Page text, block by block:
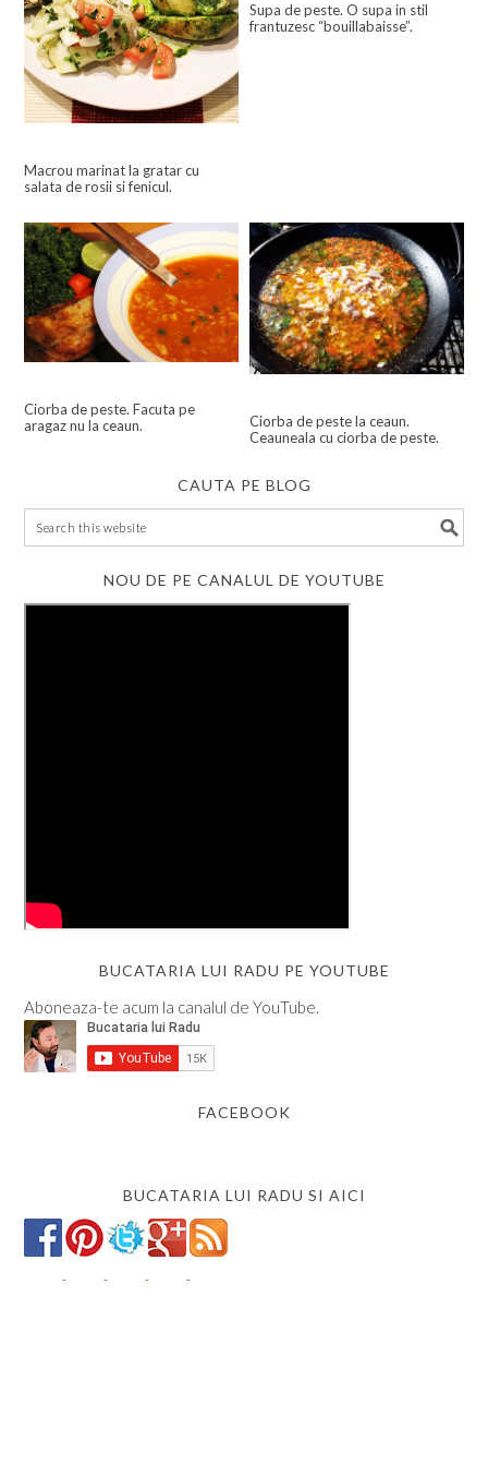
Macrou marinat la gratar cu
salata de rosii si fenicul.
Supa de peste. O supa in stil
frantuzesc “bouillabaisse”.
Ciorba de peste. Facuta pe
aragaz nu la ceaun.
Ciorba de peste la ceaun.
Ceauneala cu ciorba de peste.
CAUTA PE BLOG
NOU DE PE CANALUL DE YOUTUBE
BUCATARIA LUI RADU PE YOUTUBE
Aboneaza-te acum la canalul de YouTube.
FACEBOOK
BUCATARIA LUI RADU SI AICI